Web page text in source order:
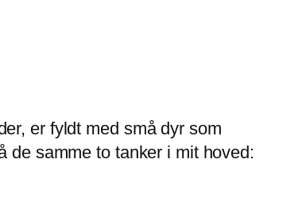
er fyldt med små dyr som
de samme to tanker i mit hoved: